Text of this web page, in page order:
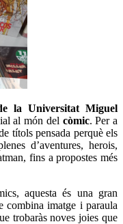
la Universitat Miguel
al món del còmic. Per a
títols pensada perquè els
d’aventures, herois,
fins a propostes més
aquesta és una gran
combina imatge i paraula
trobaràs noves joies que